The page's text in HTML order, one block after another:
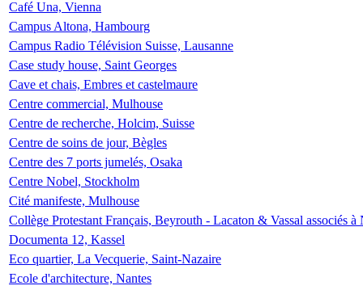
Café Una, Vienna
Campus Altona, Hambourg
Campus Radio Télévision Suisse, Lausanne
Case study house, Saint Georges
Cave et chais, Embres et castelmaure
Centre commercial, Mulhouse
Centre de recherche, Holcim, Suisse
Centre de soins de jour, Bègles
Centre des 7 ports jumelés, Osaka
Centre Nobel, Stockholm
Cité manifeste, Mulhouse
Collège Protestant Français, Beyrouth - Lacaton & Vassal associés
Documenta 12, Kassel
Eco quartier, La Vecquerie, Saint-Nazaire
Ecole d'architecture, Nantes